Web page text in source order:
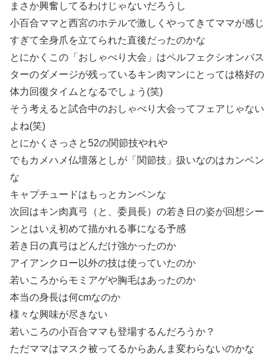
まさか興奮してるわけじゃないだろうし
小百合ママと西宮のホテルで激しくやってきてママが感じ
すぎて全身爪を立てられた直後だったのかな
とにかくこの「おしゃべり大会」はペルフェクシオンバス
ターのダメージが残っているキン肉マンにとっては格好の
体力回復タイムとなるでしょう(笑)
そう考えると試合中のおしゃべり大会ってフェアじゃない
よね(笑)
とにかくさっさと52の関節技やれや
でもカメハメ仏壇落としが「関節技」扱いなのはカンベン
な
キャプチュードはもっとカンベンな
次回はキン肉真弓（と、委員長）の若き日の姿が回想シー
ンとはいえ初めて描かれる事になる予感
若き日の真弓はどんだけ強かったのか
アイアンクロー以外の技は使っていたのか
若いころからモミアゲや胸毛はあったのか
本当の身長は何cmなのか
様々な興味が尽きない
若いころの小百合ママも登場するんだろうか？
ただママはマスク被ってるからあんま変わらないのかな